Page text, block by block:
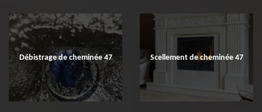
Débistrage de cheminée 47 Scellement de cheminée 47